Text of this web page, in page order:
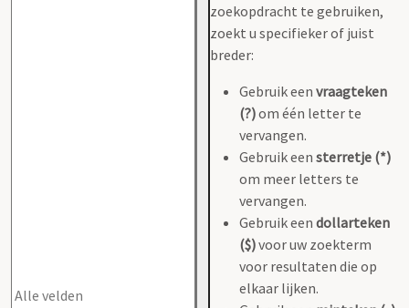
zoekopdracht te gebruiken,
zoekt u specifieker of juist
breder:
Gebruik een vraagteken
(?)om één letter te
vervangen.
Gebruik een sterretje (*)
om meer letters te
vervangen.
Gebruik een dollarteken
($)voor uw zoekterm
voor resultaten die op
elkaar lijken.